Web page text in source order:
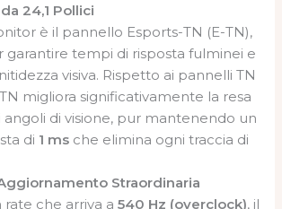
24,1 Pollici
è il pannello Esports-TN (E-TN),
tempi di risposta fulminei e
visiva. Rispetto ai pannelli TN
TN migliora significativamente la resa
di visione, pur mantenendo un
di 1 ms che elimina ogni traccia di
Straordinaria
rate che arriva a540 Hz (overclock), il